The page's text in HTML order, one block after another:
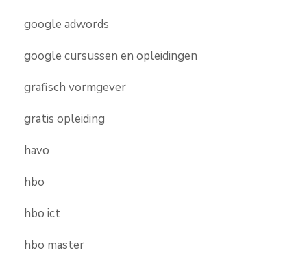
google adwords
google cursussen en opleidingen
grafisch vormgever
gratis opleiding
havo
hbo
hbo ict
hbo master